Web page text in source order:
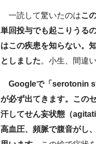
一読して驚いたのはこ
単回投与でも起こりうる
はこの疾患を知らない。
としました。小生、間違
Googleで「serotonin
が必ず出てきます。この
汗してせん妄状態（
高血圧、頻脈で腹音がし